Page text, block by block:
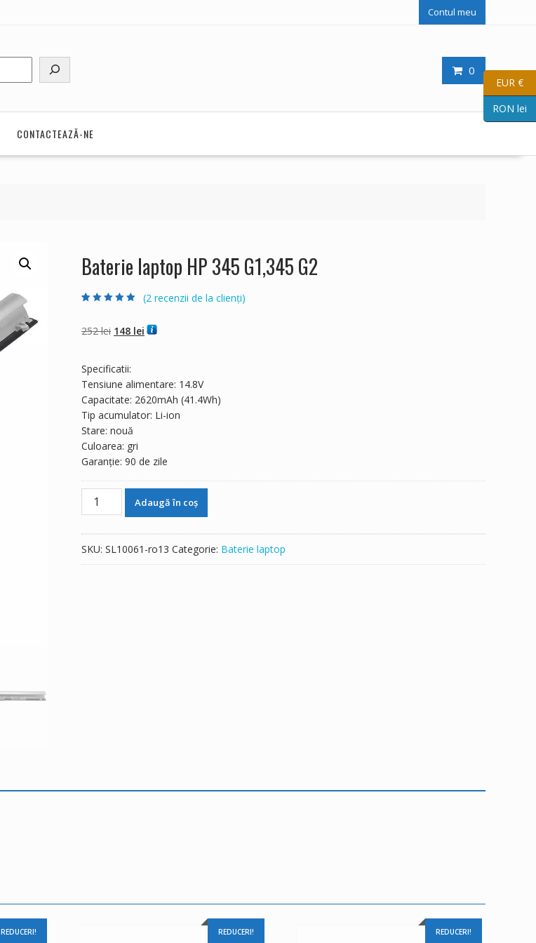
Contul meu
0
CONTACTEAZĂ-NE
Baterie laptop HP 345 G1,345 G2
baza a
evaluări
de la clienți
(2 recenzii de la clienți)
252lei Prețul
fost:
252 lei.
148 lei Prețul
Specificatii:
Tensiune alimentare: 14.8V
Capacitate: 2620mAh (41.4Wh)
Tip acumulator: Li-ion
Stare: nouă
Culoarea: gri
Garanție: 90 de zile
Cantitate
Baterie
345
Adaugă în coș
SKU: SL10061-ro13 Categorie: Baterie laptop
REDUCERI! REDUCERI! REDUCERI!
EUR €
RON lei